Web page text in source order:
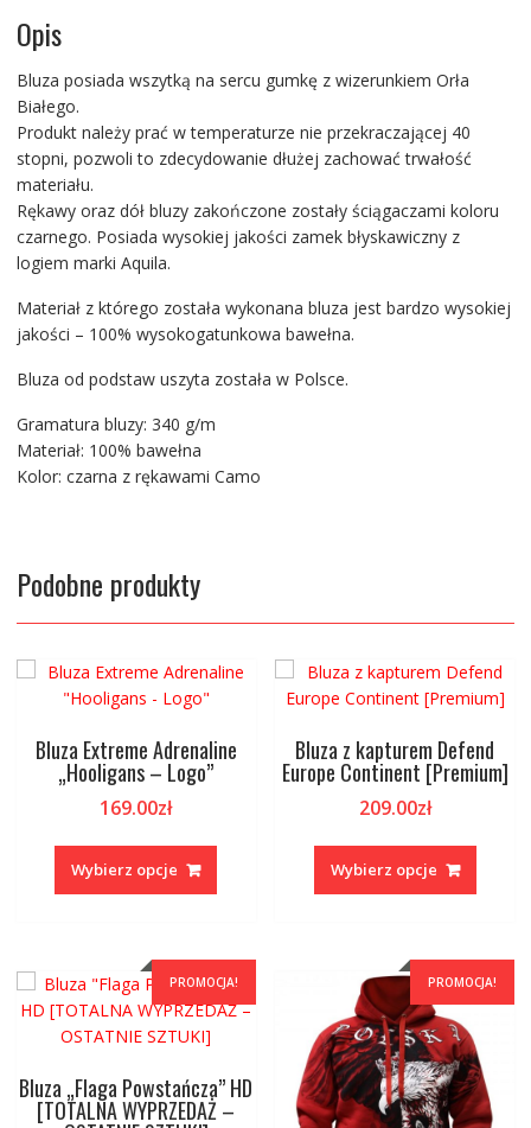
Opis
Bluza posiada wszytką na sercu gumkę z wizerunkiem Orła
Białego.
Produkt należy prać w temperaturze nie przekraczającej 40
stopni, pozwoli to zdecydowanie dłużej zachować trwałość
materiału.
Rękawy oraz dół bluzy zakończone zostały ściągaczami koloru
czarnego. Posiada wysokiej jakości zamek błyskawiczny z
logiem marki Aquila.
Materiał z którego została wykonana bluza jest bardzo wysokiej
jakości – 100% wysokogatunkowa bawełna.
Bluza od podstaw uszyta została w Polsce.
Gramatura bluzy: 340 g/m
Materiał: 100% bawełna
Kolor: czarna z rękawami Camo
Podobne produkty
Bluza Extreme Adrenaline
„Hooligans – Logo”
169.00zł
Wybierz opcje
Ten
ma
Opcje
stronie
produktu
Bluza z kapturem Defend
Europe Continent [Premium]
209.00zł
Wybierz opcje
Ten
ma
Opcje
na
stronie
PROMOCJA!
Bluza „Flaga Powstańcza” HD
[TOTALNA WYPRZEDAŻ –
PROMOCJA!